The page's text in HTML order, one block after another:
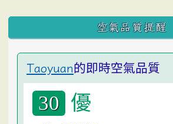
空氣品質提醒
Taoyuan的即時空氣品質
30 優